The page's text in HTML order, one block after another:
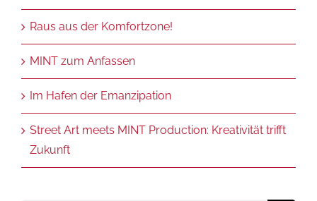
Raus aus der Komfortzone!
MINT zum Anfassen
Im Hafen der Emanzipation
Street Art meets MINT Production: Kreativität trifft
Zukunft